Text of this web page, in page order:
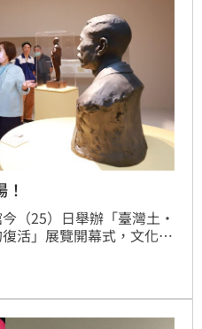
（25）日舉辦「臺灣土・
活」展覽開幕式，文化部
煌、立法委員林靜儀，以
澤弘等出席，共同為過去
塑第一人黃土水最大規模